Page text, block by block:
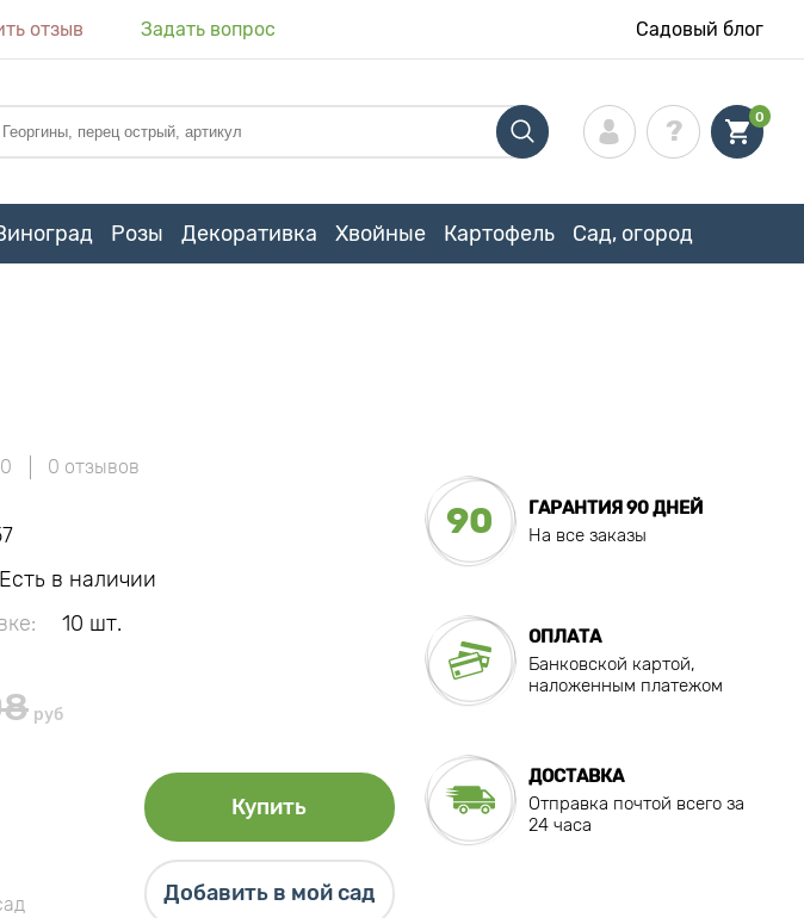
отзыв Задать вопрос Садовый блог
0
Розы Декоративка Хвойные Картофель Сад, огород
0 0 отзывов
Есть в наличии
10 шт.
руб
Купить
Добавить в мой сад
90
ГАРАНТИЯ 90 ДНЕЙ
На все заказы
ОПЛАТА
Банковской картой,
наложенным платежом
ДОСТАВКА
Отправка почтой всего за
24 часа